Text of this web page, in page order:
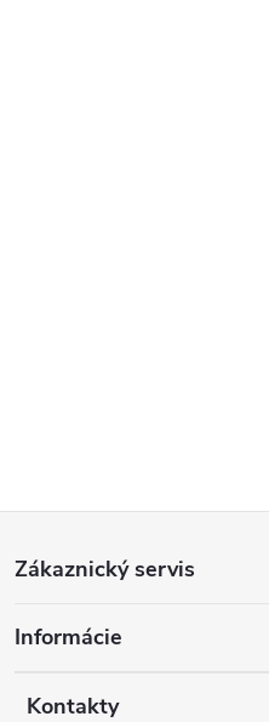
p
Zákaznický servis
Informácie
Kontakty